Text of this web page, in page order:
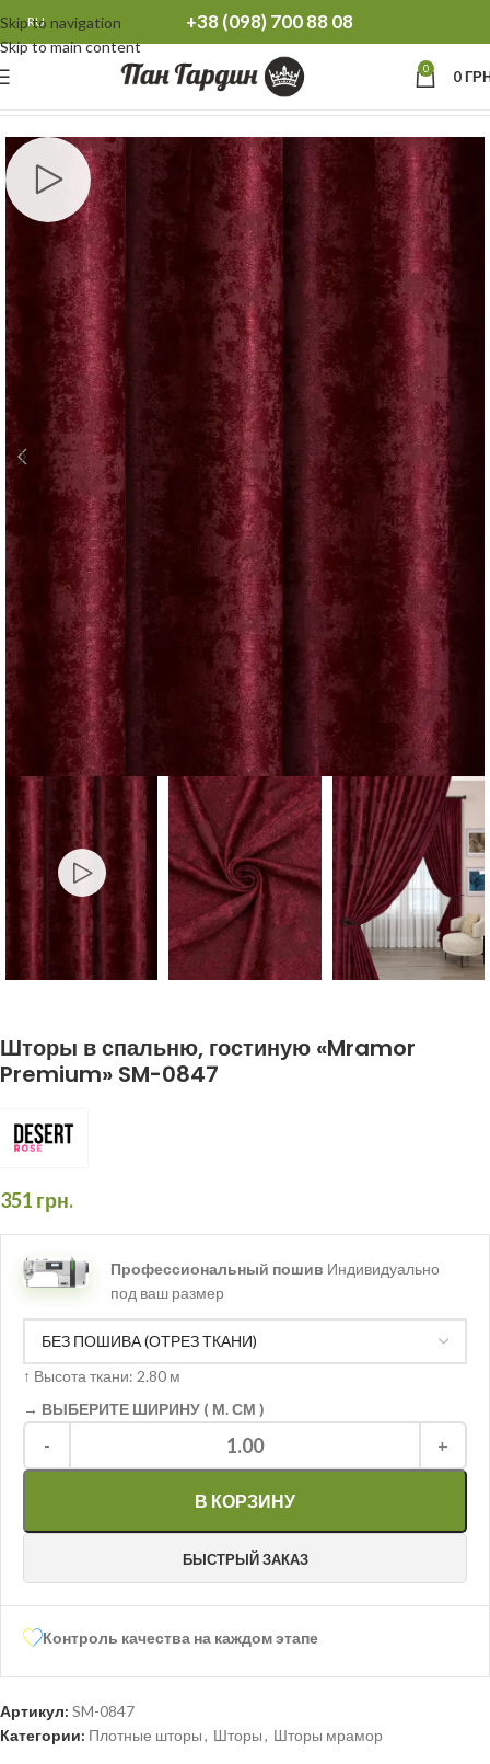
Skip to navigation
Skip to main content
RU +38 (098) 700 88 08
0 0
Главная Плотные шторы
Шторы в спальню, гостиную «Mramor
Premium» SM-0847
351 грн.
Профессиональный пошив Индивидуально
под ваш размер
↑ Высота ткани: 2.80 м
→ ВЫБЕРИТЕ ШИРИНУ ( М. СМ )
- +
1.00
В КОРЗИНУ
БЫСТРЫЙ ЗАКАЗ
Контроль качества на каждом этапе
Артикул: SM-0847
Категории: Плотные шторы, Шторы, Шторы мрамор